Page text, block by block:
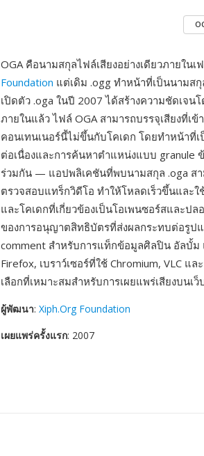
OGA คือนามสกุลไฟล์เสียงอย่างเดียวภายในเ
Foundation แต่เดิม .ogg ทำหน้าที่เป็นนามส
เปิดตัว .oga ในปี 2007 ได้สร้างความชัดเจน
ภายในแล้ว ไฟล์ OGA สามารถบรรจุเสียงที่เ
คอนเทนเนอร์นี้ไม่ขึ้นกับโคเดก โดยทำหน้า
ต่อเนื่องและการค้นหาตำแหน่งแบบ granule
ร่วมกัน — แอปพลิเคชันที่พบนามสกุล .oga สา
ตรวจสอบแทร็กวิดีโอ ทำให้โหลดเร็วขึ้นและ
และโคเดกที่เกี่ยวข้องเป็นโอเพนซอร์สและป
ของการอนุญาตสิทธิบัตรที่ส่งผลกระทบต่อรูป
comment สำหรับการแท็กข้อมูลศิลปิน อัลบั้ม
Firefox, เบราว์เซอร์ที่ใช้ Chromium, VLC
เลือกที่เหมาะสมสำหรับการเผยแพร่เสียงบนเ
ผู้พัฒนา: Xiph.Org Foundation
เผยแพร่ครั้งแรก: 2007